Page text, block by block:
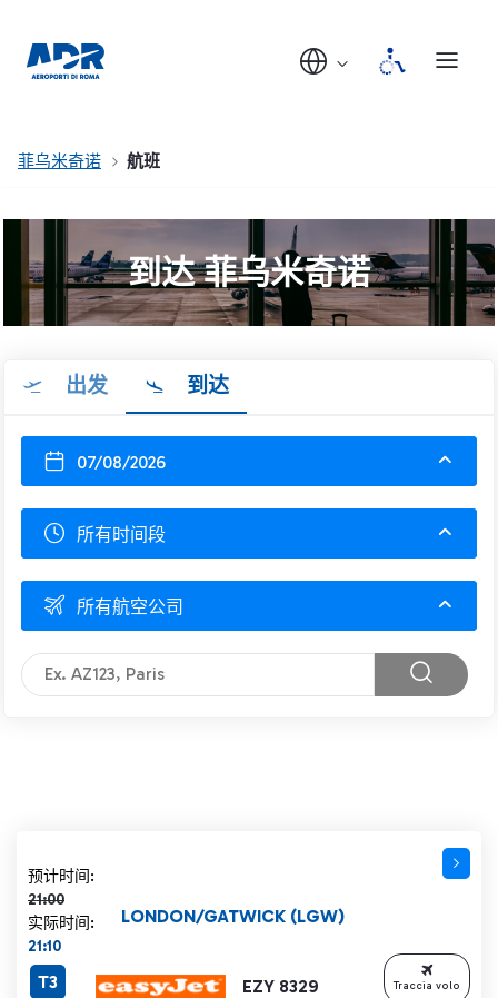
菲乌米奇诺 航班
到达 菲乌米奇诺
出发 到达
07/08/2026
所有时间段
所有航空公司
预计时间:
21:00
计划时间 21:00 删除线
实际时间:
21:10
EZY 8329
LONDON/GATWICK (LGW)
T3 Traccia volo